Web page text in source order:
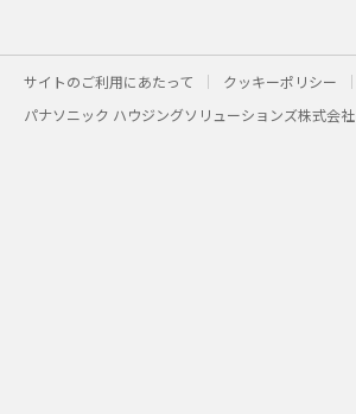
サイトのご利用にあたって クッキーポリシー
パナソニック ハウジングソリューションズ株式会社